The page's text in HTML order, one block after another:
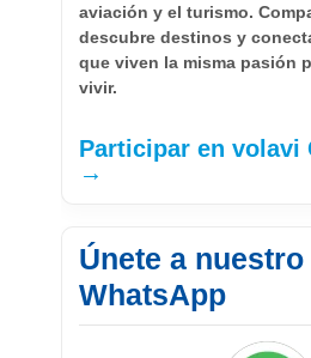
aviación y el turismo.
descubre destinos y
que viven la misma pasión
vivir.
Participar en volavi
→
Únete a
WhatsApp